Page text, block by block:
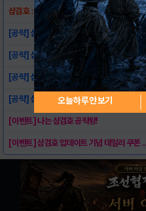
삼검호 : 아기신화의 게임 정보 총정리 - 1..
[공략] 삼검호 : 초반에 해야 할 것들을 알..
[공략] 삼검호 : 재능 스킬에 대해서 알아 ..
[공략] 삼검호 : 좋은 장수가 무엇일까 ??
[공략] 삼검호 필독 지침서( 렙업,재능,전장..
[이벤트] 나는 삼검호 공략왕!
[이벤트] 삼검호 업데이트 기념 데일리 쿠폰 ..
오늘하루 안보기